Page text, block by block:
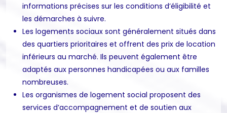
informations précises sur les conditions d’éligibilité et
les démarches à suivre.
Les logements sociaux sont généralement situés dans
des quartiers prioritaires et offrent des prix de location
inférieurs au marché. Ils peuvent également être
adaptés aux personnes handicapées ou aux familles
nombreuses.
Les organismes de logement social proposent des
services d’accompagnement et de soutien aux